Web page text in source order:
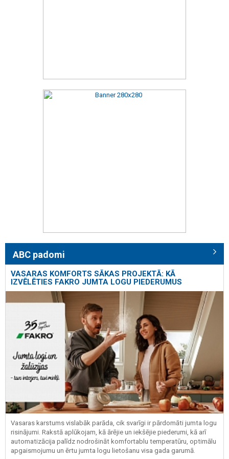
ABC padomi
VASARAS KOMFORTS SĀKAS PROJEKTĀ: KĀ
IZVĒLĒTIES FAKRO JUMTA LOGU PIEDERUMUS
Vasaras karstums vislabāk parāda, cik svarīgi ir pārdomāti jumta logu
risinājumi. Rakstā aplūkojam, kā ārējie un iekšējie piederumi, kā arī
automatizācija palīdz nodrošināt komfortablu temperatūru, optimālu
apgaismojumu un ērtu jumta logu lietošanu visa gada garumā.